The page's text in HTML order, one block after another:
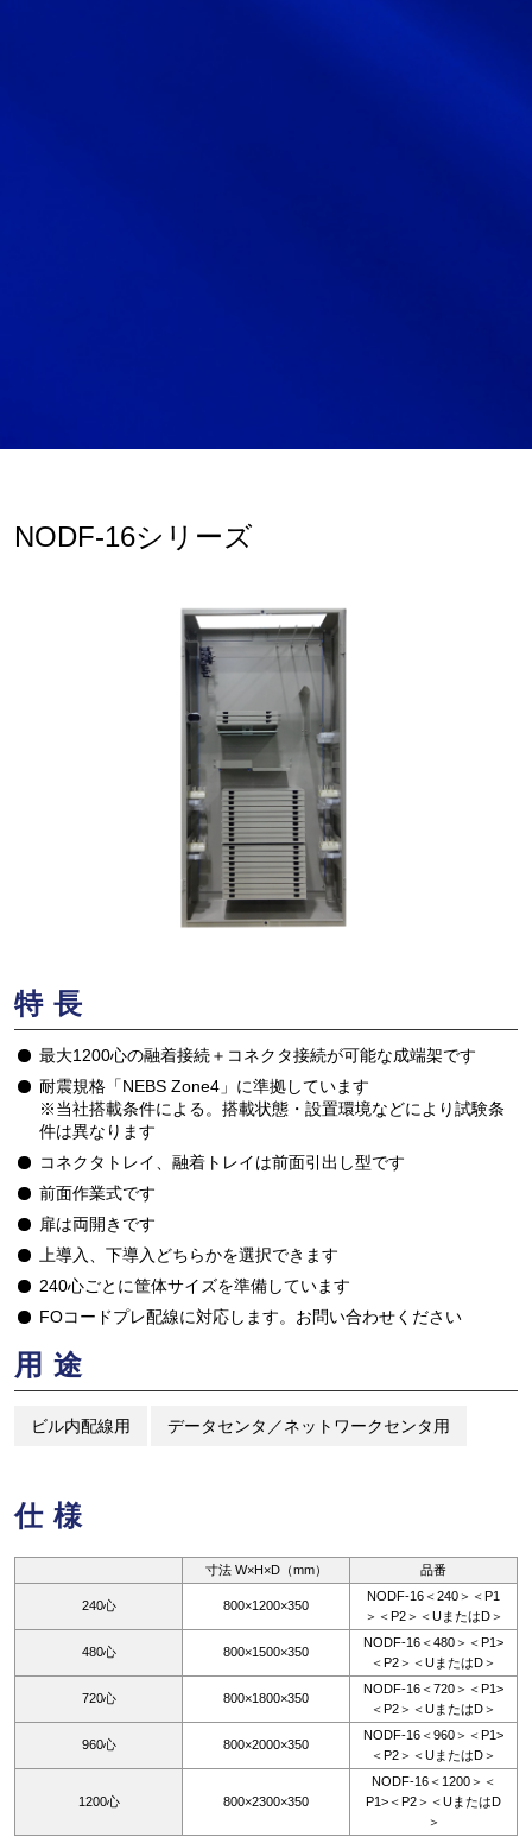
NODF-16シリーズ
特長
最大1200心の融着接続＋コネクタ接続が可能な成端架です
耐震規格「NEBS Zone4」に準拠しています
※当社搭載条件による。搭載状態・設置環境などにより試験条
件は異なります
コネクタトレイ、融着トレイは前面引出し型です
前面作業式です
扉は両開きです
上導入、下導入どちらかを選択できます
240心ごとに筐体サイズを準備しています
FOコードプレ配線に対応します。お問い合わせください
用途
ビル内配線用 データセンタ／ネットワークセンタ用
仕様
寸法 W×H×D（mm） 品番
240心 800×1200×350
NODF‐16＜240＞＜P1
＞＜P2＞＜UまたはD＞
480心 800×1500×350
NODF‐16＜480＞＜P1>
＜P2＞＜UまたはD＞
720心 800×1800×350
NODF‐16＜720＞＜P1>
＜P2＞＜UまたはD＞
960心 800×2000×350
NODF‐16＜960＞＜P1>
＜P2＞＜UまたはD＞
1200心 800×2300×350
NODF‐16＜1200＞＜
P1>＜P2＞＜UまたはD
＞